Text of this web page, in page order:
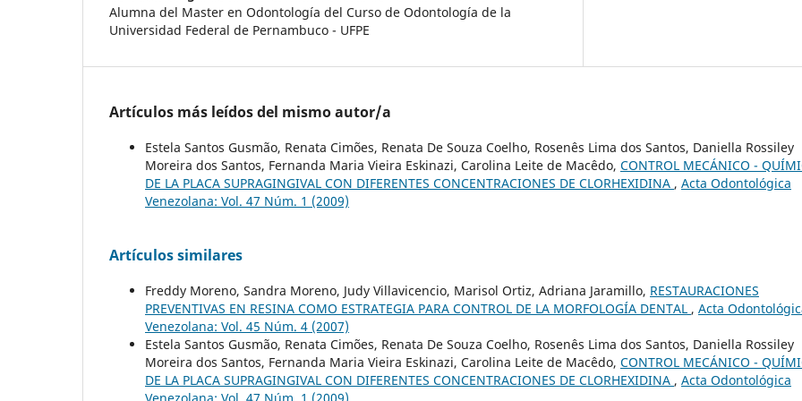
Alumna del Master en Odontología del Curso de Odontología de la
Universidad Federal de Pernambuco - UFPE
Artículos más leídos del mismo autor/a
Estela Santos Gusmão, Renata Cimões, Renata De Souza Coelho, Rosenês Lima dos Santos, Daniella Rossiley
Moreira dos Santos, Fernanda Maria Vieira Eskinazi, Carolina Leite de Macêdo, CONTROL MECÁNICO -
DE LA PLACA SUPRAGINGIVAL CON DIFERENTES CONCENTRACIONES DE CLORHEXIDINA , Acta Odontológica
Venezolana: Vol. 47 Núm. 1 (2009)
Artículos similares
Freddy Moreno, Sandra Moreno, Judy Villavicencio, Marisol Ortiz, Adriana Jaramillo, RESTAURACIONES
PREVENTIVAS EN RESINA COMO ESTRATEGIA PARA CONTROL DE LA MORFOLOGÍA DENTAL , Acta
Venezolana: Vol. 45 Núm. 4 (2007)
Estela Santos Gusmão, Renata Cimões, Renata De Souza Coelho, Rosenês Lima dos Santos, Daniella Rossiley
Moreira dos Santos, Fernanda Maria Vieira Eskinazi, Carolina Leite de Macêdo, CONTROL MECÁNICO -
DE LA PLACA SUPRAGINGIVAL CON DIFERENTES CONCENTRACIONES DE CLORHEXIDINA , Acta Odontológica